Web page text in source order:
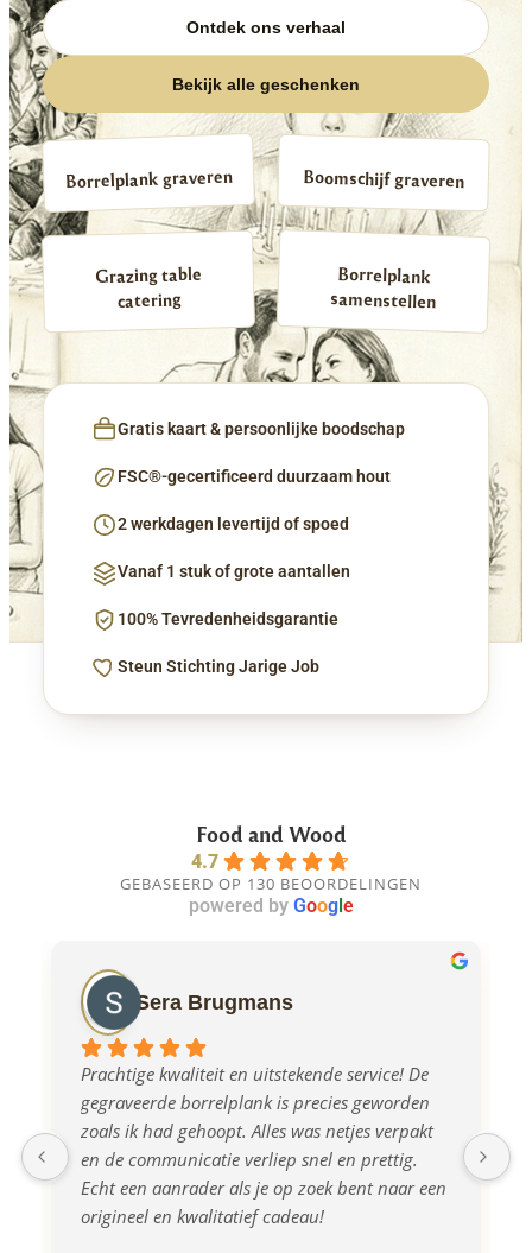
Ontdek ons verhaal
Bekijk alle geschenken
Borrelplank graveren Boomschijf graveren
Grazing table
catering
Borrelplank
samenstellen
Gratis kaart & persoonlijke boodschap
FSC®-gecertificeerd duurzaam hout
2 werkdagen levertijd of spoed
Vanaf 1 stuk of grote aantallen
100% Tevredenheidsgarantie
Steun Stichting Jarige Job
Food and Wood
4.7
GEBASEERD OP 130 BEOORDELINGEN
powered by Googl e
Sera Brugmans
Prachtige kwaliteit en uitstekende service! De
gegraveerde borrelplank is precies geworden
zoals ik had gehoopt. Alles was netjes verpakt
en de communicatie verliep snel en prettig.
Echt een aanrader als je op zoek bent naar een
origineel en kwalitatief cadeau!